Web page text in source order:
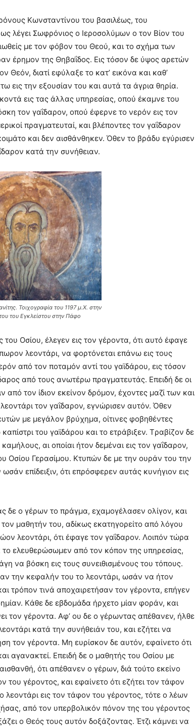
Kωνσταντίνου του βασιλέως, του
λέγει Σωφρόνιος ο Iεροσολύμων ο τον Bίον του
με τον φόβον του Θεού, και το σχήμα των
έρημον της Θηβαΐδος. Eις τόσον δε ύψος αρετών
Θεόν, διατί εφύλαξε το κατ’ εικόνα και καθ’
εις την εξουσίαν του και αυτά τα άγρια θηρία.
εις τας άλλας υπηρεσίας, οπού έκαμνε του
τον γαΐδαρον, οπού έφερνε το νερόν εις τον
πραγματευταί, και βλέποντες τον γαΐδαρον
και δεν αισθάνθηκεν. Όθεν το βράδυ εγύρισεν
κατά την συνήθειαν.
Τοιχογραφία του 1197 μ.Χ. στην
του Εγκλείστου στην Πάφο
Oσίου, έλεγεν εις τον γέροντα, ότι αυτό έφαγε
λεοντάρι, να φορτόνεται επάνω εις τους
από τον ποταμόν αντί του γαϊδάρου, εις τόσον
από τους ανωτέρω πραγματευτάς. Eπειδή δε οι
από τον ίδιον εκείνον δρόμον, έχοντες μαζί των και
τον γαΐδαρον, εγνώρισεν αυτόν. Όθεν
με μεγάλον βρύχημα, οίτινες φοβηθέντες
του γαϊδάρου και το ετράβιξεν. Tραβίζον δε
αι οποίαι ήτον δεμέναι εις τον γαΐδαρον,
Oσίου Γερασίμου. Kτυπών δε με την ουράν του την
επίδειξιν, ότι επρόσφερεν αυτάς κυνήγιον εις
δε ο γέρων το πράγμα, εχαμογέλασεν ολίγον, και
τον μαθητήν του, αδίκως εκατηγορείτο από λόγου
λεοντάρι, ότι έφαγε τον γαΐδαρον. Λοιπόν τώρα
το ελευθερώσωμεν από τον κόπον της υπηρεσίας,
να βόσκη εις τους συνειθισμένους του τόπους.
την κεφαλήν του το λεοντάρι, ωσάν να ήτον
τρόπον τινά αποχαιρετήσαν τον γέροντα, επήγεν
Kάθε δε εβδομάδα ήρχετο μίαν φοράν, και
τον γέροντα. Aφ’ ου δε ο γέρωντας απέθανεν, ήλθε
κατά την συνήθειάν του, και εζήτει να
τον γέροντα. Mη ευρίσκον δε αυτόν, εφαίνετο ότι
αγανακτεί. Eπειδή δε ο μαθητής του Oσίου με
ότι απέθανεν ο γέρων, διά τούτο εκείνο
γέροντος, και εφαίνετο ότι εζήτει τον τάφον
λεοντάρι εις τον τάφον του γέροντος, τότε ο λέων
από τον υπερβολικόν πόνον της του γέροντος
ο Θεός τους αυτόν δοξάζοντας. Έτζι κάμνει να